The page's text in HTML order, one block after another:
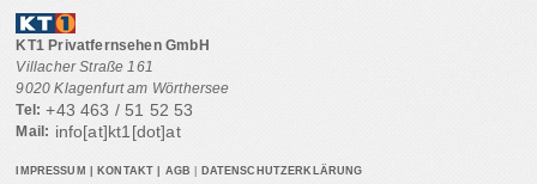
KT1 Privatfernsehen GmbH
Villacher Straße 161
9020 Klagenfurt am Wörthersee
Tel: +43 463 / 51 52 53
Mail: info[at]kt1[dot]at
IMPRESSUM KONTAKT AGB DATENSCHUTZERKLÄRUNG